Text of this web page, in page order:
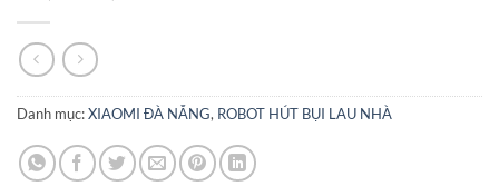
Danh mục:XIAOMI ĐÀ NẴNG, ROBOT HÚT BỤI LAU NHÀ